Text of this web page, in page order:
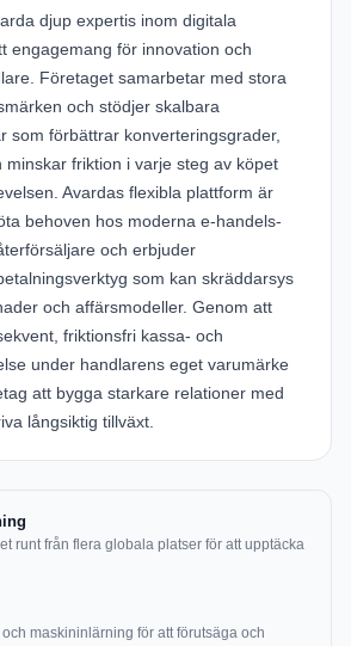
djup expertis inom digitala
engagemang för innovation och
Företaget samarbetar med stora
och stödjer skalbara
som förbättrar konverteringsgrader,
minskar friktion i varje steg av köpet
Avardas flexibla plattform är
behoven hos moderna e-handels-
och erbjuder
som kan skräddarsys
och affärsmodeller. Genom att
friktionsfri kassa- och
under handlarens eget varumärke
att bygga starkare relationer med
långsiktig tillväxt.
runt från flera globala platser för att upptäcka
maskininlärning för att förutsäga och